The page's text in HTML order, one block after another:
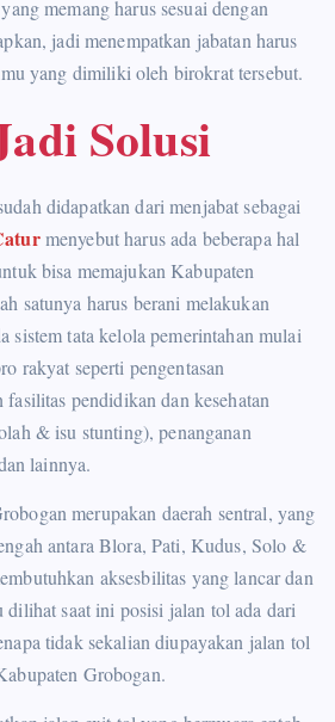
memang harus sesuai dengan
jadi menempatkan jabatan harus
yang dimiliki oleh birokrat tersebut.
Solusi
didapatkan dari menjabat sebagai
menyebut harus ada beberapa hal
bisa memajukan Kabupaten
satunya harus berani melakukan
sistem tata kelola pemerintahan mulai
rakyat seperti pengentasan
pendidikan dan kesehatan
& isu stunting), penanganan
lainnya.
merupakan daerah sentral, yang
antara Blora, Pati, Kudus, Solo &
aksesbilitas yang lancar dan
saat ini posisi jalan tol ada dari
tidak sekalian diupayakan jalan tol
Grobogan.